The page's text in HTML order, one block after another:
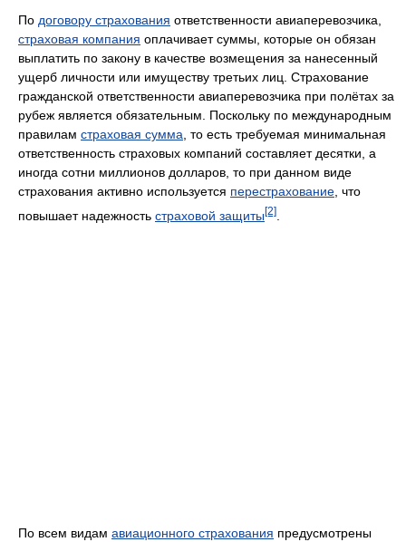
По договору страхования ответственности авиаперевозчика,
страховая компания оплачивает суммы, которые он обязан
выплатить по закону в качестве возмещения за нанесенный
ущерб личности или имуществу третьих лиц. Страхование
гражданской ответственности авиаперевозчика при полётах за
рубеж является обязательным. Поскольку по международным
правилам страховая сумма , то есть требуемая минимальная
ответственность страховых компаний составляет десятки, а
иногда сотни миллионов долларов, то при данном виде
страхования активно используется перестрахование , что
повышает надежность страховой защиты[2]
По всем видам авиационного страхования предусмотрены